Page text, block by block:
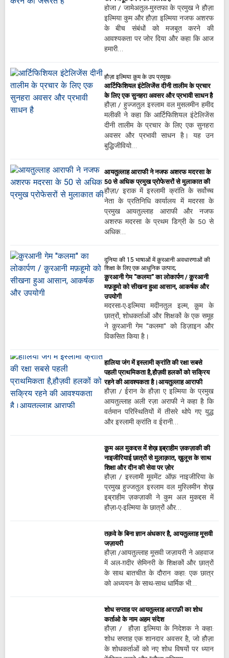
होजा / जामेअतुल-मुस्तफा के प्रमुख ने हौज़ा
इल्मिया कुम और हौज़ा इल्मिया नजफ अशरफ
के बीच संबंधों को मजबूत करने की
आवश्यकता पर जोर दिया और कहा कि आज
हमारी…
हौज़ा इल्मिया क़ुम के उप प्रमुखः
आर्टिफिशियल इंटेलिजेंस दीनी तालीम के प्रचार
के लिए एक सुनहरा अवसर और प्रभावी साधन है
हौज़ा / हुज्जतुल इस्लाम वल मुसलमीन हमीद
मलीकी ने कहा कि आर्टिफिशियल इंटेलिजेंस
दीनी तालीम के प्रचार के लिए एक सुनहरा
अवसर और प्रभावी साधन है। यह उन
बुद्धिजीवियो…
आयतुल्लाह आराफी ने नजफ अशरफ मदरसा के
50 से अधिक प्रमुख प्रोफेसरों से मुलाकात की
हौज़ा/ इराक में इस्लामी क्रांति के सर्वोच्च
नेता के प्रतिनिधि कार्यालय में मदरसा के
प्रमुख आयतुल्लाह आराफी और नजफ
अशरफ मदरसा के प्रथम डिग्री के 50 से
अधिक…
दुनिया की 15 भाषाओं में क़ुरआनी अवधारणाओं की
शिक्षा के लिए एक आधुनिक उत्पाद;
क़ुरआनी गेम "कलमा" का लोकार्पण / क़ुरआनी
मफ़हूमो को सीखना हुआ आसान, आकर्षक और
उपयोगी
मदरसा-ए-इल्मिया मदीनतुल इल्म, क़ुम के
छात्रों, शोधकर्ताओं और शिक्षकों के एक समूह
ने क़ुरआनी गेम "कलमा" को डिज़ाइन और
विकसित किया है।
हालिया जंग में इस्लामी क्रांति की रक्षा सबसे
पहली प्राथमिकता है,हौज़वी हलकों को सक्रिय
रहने की आवश्यकता है।आयतुल्लाह आराफी
हौज़ा / ईरान के हौज़ा ए इल्मिया के प्रमुख
आयतुल्लाह अली रज़ा अराफी ने कहा है कि
वर्तमान परिस्थितियों में तीसरे थोपे गए युद्ध
और इस्लामी क्रांति व ईरानी…
क़ुम अल मुकद्दस में शेख़ इब्राहीम ज़कज़ाकी की
नाइजीरियाई छात्रों से मुलाक़ात, ख़ुलूस के साथ
शिक्षा और दीन की सेवा पर ज़ोर
हौज़ा / इस्लामी मूवमेंट ऑफ़ नाइजीरिया के
प्रमुख हुज्जतुल इस्लाम वल मुस्लिमीन शेख़
इब्राहीम ज़कज़ाकी ने कुम अल मुकद्दस में
हौज़ा-ए-इल्मिया के छात्रों और…
तक़वे के बिना ज्ञान अंधकार है, आयतुल्लाह मूसवी
जज़ायरी
हौज़ा /आयतुल्लाह मूसवी जज़ायरी ने अहवाज
में अल-ग़दीर सेमिनरी के शिक्षकों और छात्रों
के साथ बातचीत के दौरान कहा: एक छात्र
को अध्ययन के साथ-साथ धार्मिक भी…
शोध सप्ताह पर आयतुल्लाह आराफ़ी का शोध
कर्ताओ के नाम अहम संदेश
हौज़ा / हौज़ा इल्मिया के निदेशक ने कहा:
शोध सप्ताह एक शानदार अवसर है, जो हौज़ा
के शोधकर्ताओं को नए शोध विषयों पर ध्यान